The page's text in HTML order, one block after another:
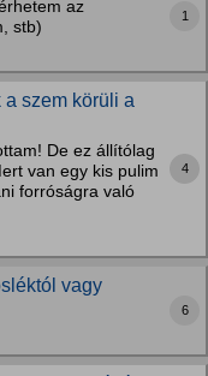
az
stb)
1
szem körüli a
De ez állítólag
van egy kis pulim
forróságra való
4
vagy
6